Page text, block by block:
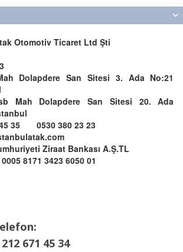
Otomotiv Ticaret Ltd Şti
Dolapdere San Sitesi 3. Ada No:21
Dolapdere San Sitesi 20. Ada
35 0530 380 23 23
Ziraat Bankası A.Ş.­­TL­
8171 3423 6050 01
671 45 34